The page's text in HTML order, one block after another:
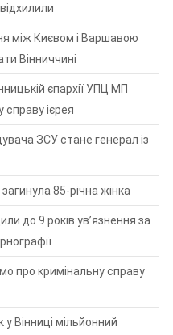
між Києвом і Варшавою
Вінниччині
єпархії УПЦ МП
ієрея
ЗСУ стане генерал із
85-річна жінка
до 9 років ув’язнення за
про кримінальну справу
у Вінниці мільйонний